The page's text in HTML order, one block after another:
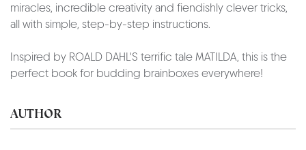
miracles, incredible creativity and fiendishly clever tricks,
all with simple, step-by-step instructions.
Inspired by ROALD DAHL'S terrific tale MATILDA, this is the
perfect book for budding brainboxes everywhere!
AUTHOR